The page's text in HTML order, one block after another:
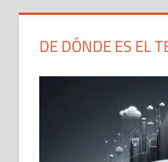
y
DE DÓNDE ES EL